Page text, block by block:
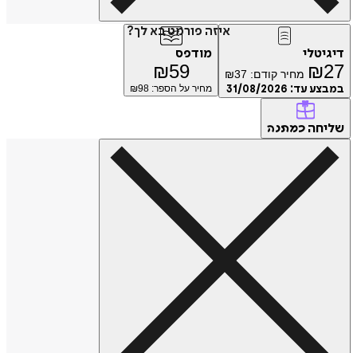
איזה פורמט בא לך?
דיגיטלי
₪27 מחיר קודם: ₪37
במבצע עד: 31/08/2026
מודפס
₪59
מחיר על הספר: ₪ 98
שליחה כמתנה